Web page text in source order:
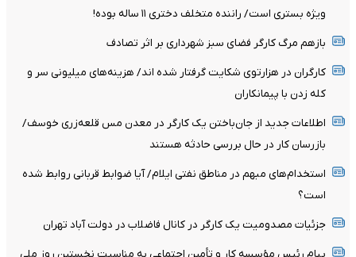
ویژه بستری است/ راننده متخلف دختری ۱۱ ساله بوده!
بازهم مرگ کارگر فضای سبز شهرداری بر اثر تصادف
کارگران در هزارتوی شکایت گرفتار شده اند/ هزینه‌های میلیونی سر و
کله زدن با پیمانکاران
اطلاعات جدید از جان‌باختن یک کارگر در معدن مس قلعه‌زری خوسف/
بازرسان کار در حال بررسی حادثه هستند
استخدام‌های مبهم در مناطق نفتی ایلام/ آیا ضوابط قربانی روابط شده
است؟
جزئیات مصدومیت یک کارگر در کانال فاضلاب در دولت آباد تهران
پیام رئیس مؤسسه کار و تأمین اجتماعی به مناسبت نخستین روز ملی